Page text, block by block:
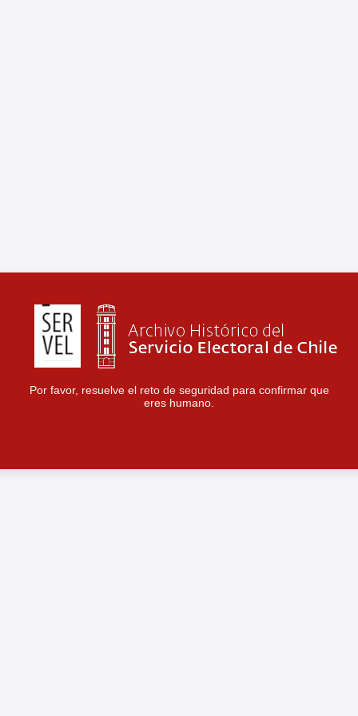
Por favor, resuelve el reto de seguridad para confirmar que
eres humano.